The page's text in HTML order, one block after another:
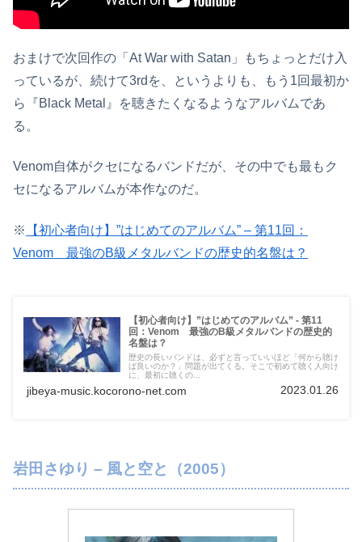
おまけで次回作の「At War with Satan」もちょっとだけ入
っているが、続けて3rdを、というよりも、もう1回最初か
ら『Black Metal』を聴きたくなるようなアルバムであ
る。
Venom自体がクセになるバンドだが、その中でも最もク
セになるアルバムが本作なのだ。
※
【初心者向け】”はじめてのアルバム” – 第11回：
Venom 最強のB級メタルバンドの歴史的名盤は？
【初心者向け】”はじめてのアルバム” - 第11
回：Venom 最強のB級メタルバンドの歴史的
名盤は？
歴史の長いバンドは、必ずと言っていいほど「何から聴け
ば良いのか？」問題が出てくる。そこで初めて聴く人向け
に、最初に聴くの...
jibeya-music.kocorono-net.com 2023.01.26
岩田さゆり – 風と空と（2005）